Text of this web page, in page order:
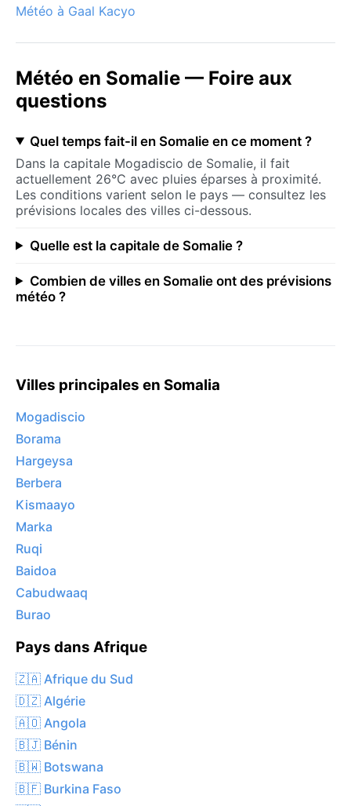
Météo à Gaal Kacyo
Météo en Somalie — Foire aux
questions
Quel temps fait-il en Somalie en ce moment ?
Dans la capitale Mogadiscio de Somalie, il fait
actuellement 26°C avec pluies éparses à proximité.
Les conditions varient selon le pays — consultez les
prévisions locales des villes ci-dessous.
Quelle est la capitale de Somalie ?
Combien de villes en Somalie ont des prévisions
météo ?
Villes principales en Somalia
Mogadiscio
Borama
Hargeysa
Berbera
Kismaayo
Marka
Ruqi
Baidoa
Cabudwaaq
Burao
Pays dans Afrique
🇿🇦 Afrique du Sud
🇩🇿 Algérie
🇦🇴 Angola
🇧🇯 Bénin
🇧🇼 Botswana
🇧🇫 Burkina Faso